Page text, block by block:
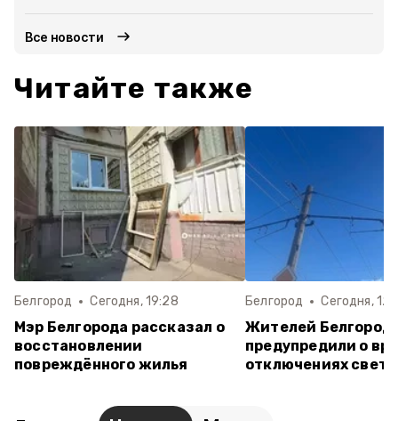
Все новости
Читайте также
Белгород Сегодня, 19:28
Мэр Белгорода рассказал о
восстановлении
повреждённого жилья
Белгород Сегодня,
Жителей
предупредили о
отключениях света